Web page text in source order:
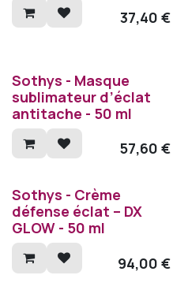
37,40 €
Sothys - Masque
sublimateur d’éclat
antitache - 50 ml
57,60 €
Sothys - Crème
défense éclat – DX
GLOW - 50 ml
94,00 €